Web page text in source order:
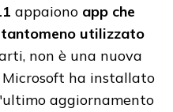
appaiono app che
utilizzato
non è una nuova
ha installato
aggiornamento